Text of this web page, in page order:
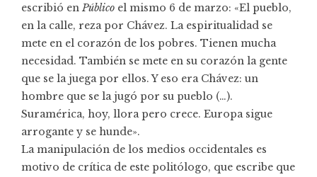
escribió en Público el mismo 6 de marzo: «El pueblo,
en la calle, reza por Chávez. La espiritualidad se
mete en el corazón de los pobres. Tienen mucha
necesidad. También se mete en su corazón la gente
que se la juega por ellos. Y eso era Chávez: un
hombre que se la jugó por su pueblo (…).
Suramérica, hoy, llora pero crece. Europa sigue
arrogante y se hunde».
La manipulación de los medios occidentales es
motivo de crítica de este politólogo, que escribe que